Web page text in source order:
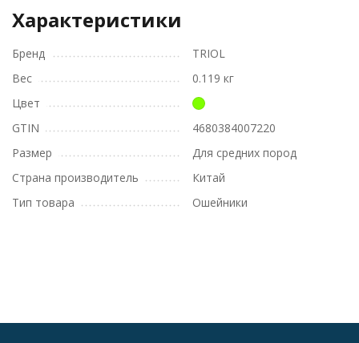
Характеристики
Бренд
TRIOL
Вес
0.119 кг
Цвет
GTIN
4680384007220
Размер
Для средних пород
Страна производитель
Китай
Тип товара
Ошейники